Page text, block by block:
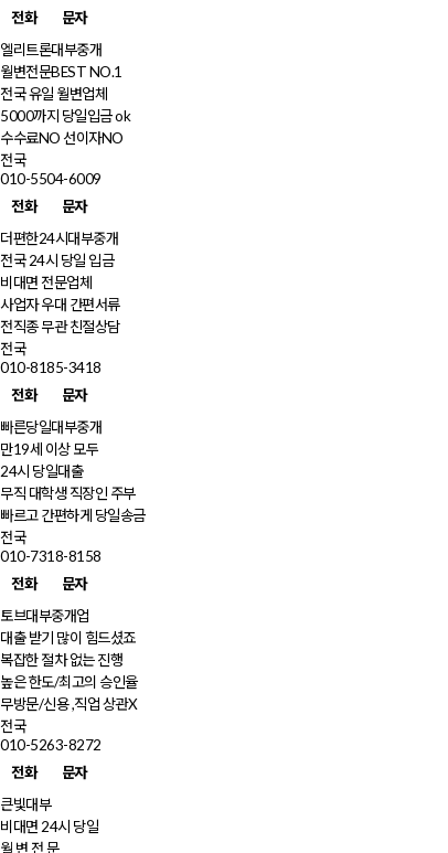
전화
문자
엘리트론대부중개
월변전문BEST NO.1
전국 유일 월변업체
5000까지 당일입금 ok
수수료NO 선이자NO
전국
010-5504-6009
전화
문자
더편한24시대부중개
전국 24시 당일 입금
비대면 전문업체
사업자 우대 간편서류
전직종 무관 친절상담
전국
010-8185-3418
전화
문자
빠른당일대부중개
만19세 이상 모두
24시 당일대출
무직 대학생 직장인 주부
빠르고 간편하게 당일송금
전국
010-7318-8158
전화
문자
토브대부중개업
대출 받기 많이 힘드셨죠
복잡한 절차 없는 진행
높은 한도/최고의 승인율
무방문/신용 ,직업 상관X
전국
010-5263-8272
전화
문자
큰빛대부
비대면 24시 당일
월 변 전 문